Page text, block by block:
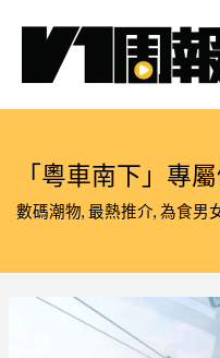
「粵車南下」專
數碼潮物, 最熱推介, 為食男